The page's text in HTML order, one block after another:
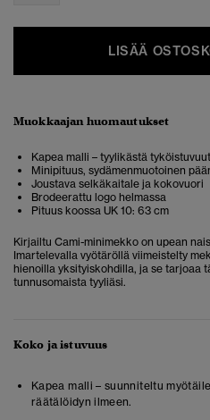
LISÄÄ
Muokkaajan huomautukset
Kapea malli – tyylikästä
Minipituus, sydämenmuotoinen
Joustava selkäkaitale ja kokovuori
Brodeerattu logo helmassa
Pituus koossa UK 10: 63 cm
Kirjailtu Cami-minimekko on upean
Imartelevalla vyötäröllä viimeistelty
hienoilla yksityiskohdilla, ja se tarjoaa
tunnusomaista tyyliäsi.
Koko ja istuvuus
Kapea malli – suunniteltu
räätälöidyn ilmeen.